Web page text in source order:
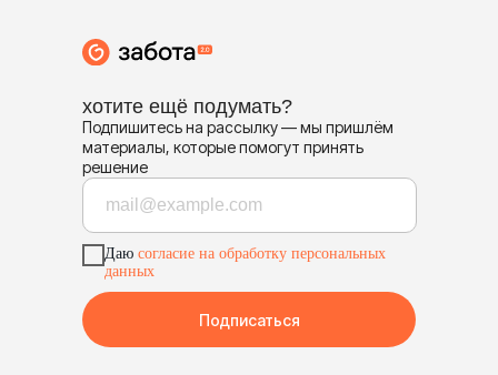
хотите ещё подумать?
Подпишитесь на рассылку — мы пришлём
материалы, которые помогут принять
решение
Даю согласие на обработку персональных
данных
Подписаться